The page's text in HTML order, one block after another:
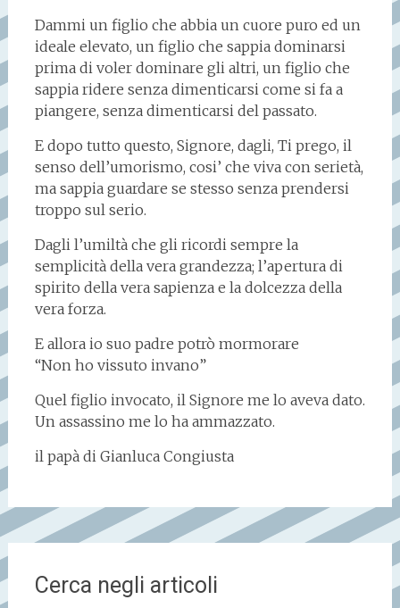
Dammi un figlio che abbia un cuore puro ed un
ideale elevato, un figlio che sappia dominarsi
prima di voler dominare gli altri, un figlio che
sappia ridere senza dimenticarsi come si fa a
piangere, senza dimenticarsi del passato.
E dopo tutto questo, Signore, dagli, Ti prego, il
senso dell’umorismo, cosi’ che viva con serietà,
ma sappia guardare se stesso senza prendersi
troppo sul serio.
Dagli l’umiltà che gli ricordi sempre la
semplicità della vera grandezza; l’apertura di
spirito della vera sapienza e la dolcezza della
vera forza.
E allora io suo padre potrò mormorare
“Non ho vissuto invano”
Quel figlio invocato, il Signore me lo aveva dato.
Un assassino me lo ha ammazzato.
il papà di Gianluca Congiusta
Cerca negli articoli